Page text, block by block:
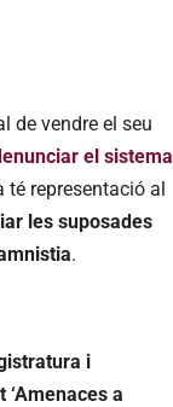
de vendre el seu
el sistema
té representació al
les suposades
.
i
a